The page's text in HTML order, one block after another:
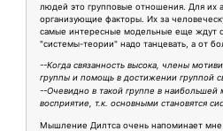
людей это групповые отношения. Для их
организующие факторы. Их за
самые интересные модельные еще ждут
"системы-теории" надо танцевать, а от
--Когда связанность высока, члены
группы и помощь в достижении группой
--Очевидно в такой группе в наибольшей
восприятие, т.к. основными становятся
Мышление Дилтса очень напоминает